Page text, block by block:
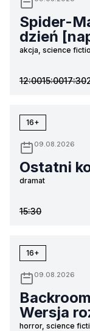
Spider-
dzień
akcja, science
12:0015:0017:30
16+
09.08.2026
Ostatni
dramat
15:30
16+
09.08.2026
Wersja
horror, science